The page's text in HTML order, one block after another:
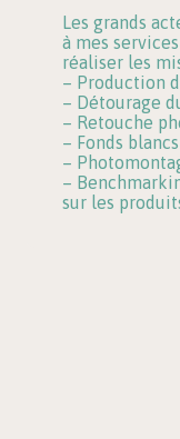
Les grands
à mes
réaliser les
– Production
– Détourage
– Retouche
– Fonds
–
–
sur les